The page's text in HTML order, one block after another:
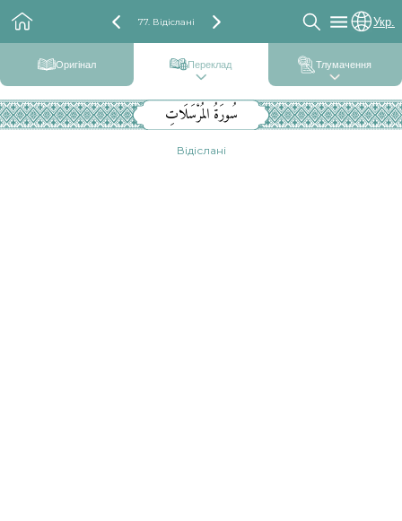
77. Відіслані Укр.
Оригінал Переклад Тлумачення
سُورَةُ المُرْسَلَاتِ
Відіслані